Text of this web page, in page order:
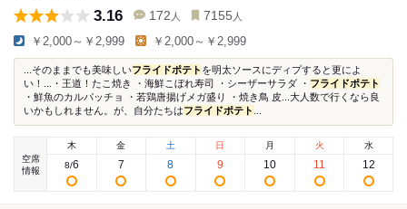
3.16 172 人 7155 人
￥2,000～￥2,999 ￥2,000～￥2,999
...そのままでも美味しいフライドポテト を明太ソースにディプすると更によ
い！...・王道！たこ焼き ・海鮮こぼれ寿司 ・シーザーサラダ ・ フライドポテト
・鮮魚のカルパッチョ ・若鶏唐揚げメガ盛り ・焼き鳥 皮...大人数で行くなら良
いかもしれません。が、自分たちはフライドポテト
空席
情報
木
8/6
金
7
土
8
日
9
月
10
火
11
水
12